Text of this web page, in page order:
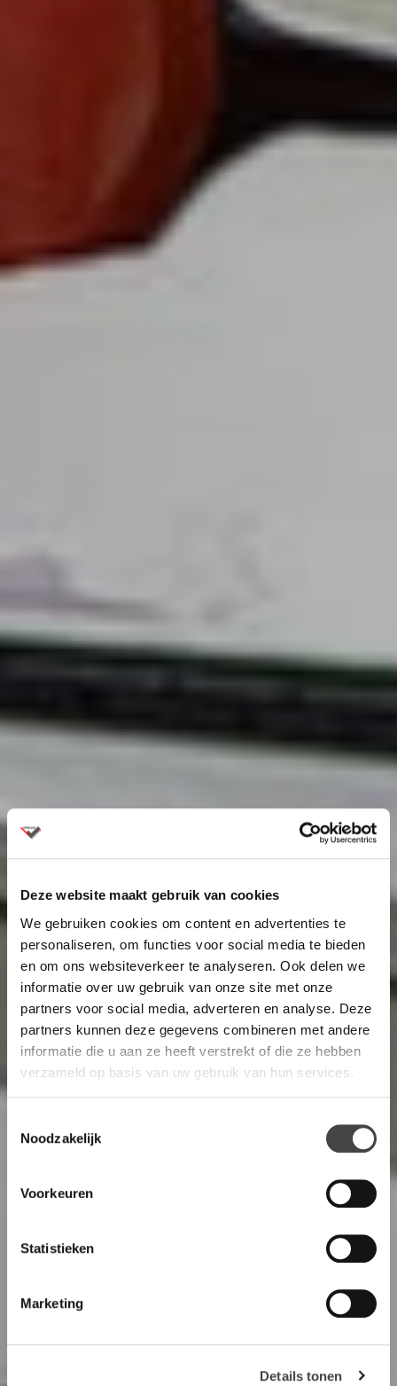
Deze website maakt gebruik van cookies
We gebruiken cookies om content en advertenties te
personaliseren, om functies voor social media te bieden
en om ons websiteverkeer te analyseren. Ook delen we
informatie over uw gebruik van onze site met onze
partners voor social media, adverteren en analyse. Deze
partners kunnen deze gegevens combineren met andere
informatie die u aan ze heeft verstrekt of die ze hebben
verzameld op basis van uw gebruik van hun services.
Noodzakelijk
Voorkeuren
Statistieken
Marketing
Details tonen